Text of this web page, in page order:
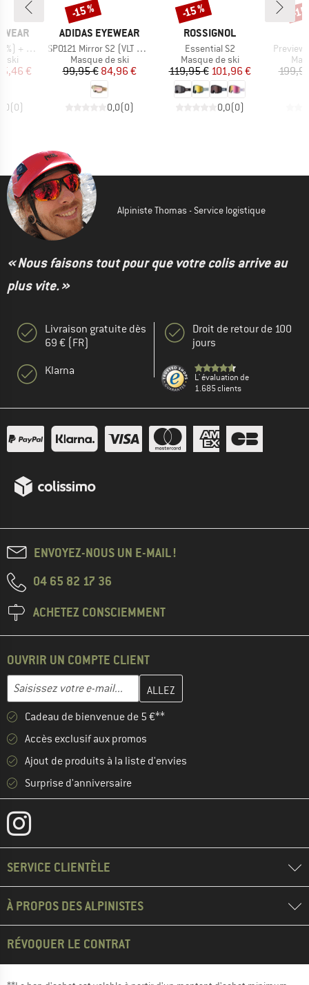
29%)
ski
réduit
€
(0)
MARQUE
ADIDAS EYEWEAR
Article
SP0121 Mirror S2 (VLT 27%)
Product group
Masque de ski
Prix
99,95 €Prix réduit
84,96 €
0,0(0)
Remise
-15 %
MARQUE
ROSSIGNOL
Article
Essential S2
Product group
Masque de ski
Prix
119,95 €Prix réduit
101,96 €
0,0(0)
Remise
-15 %
Article
Preview
-
Alpiniste Thomas - Service logistique
« Nous faisons tout pour que votre colis arrive au
plus vite. »
Livraison gratuite dès
69 € (FR)
Klarna
Droit de retour de 100
jours
L' évaluation de
1.685 clients
ENVOYEZ-NOUS UN E-MAIL !
04 65 82 17 36
ACHETEZ CONSCIEMMENT
OUVRIR UN COMPTE CLIENT
Adresse e-mail
Entrez votre adresse e-mail ici et créez votre compte client à la
Cadeau de bienvenue de 5 €**
Accès exclusif aux promos
Ajout de produits à la liste d'envies
Surprise d'anniversaire
SERVICE CLIENTÈLE
À PROPOS DES ALPINISTES
RÉVOQUER LE CONTRAT